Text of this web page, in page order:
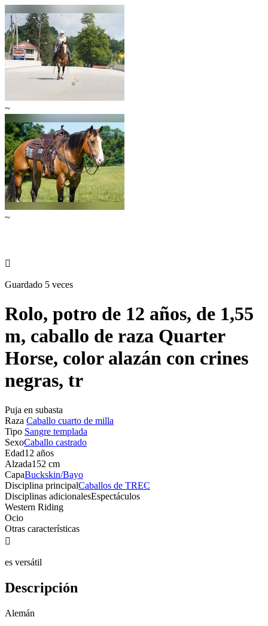
~
~

Guardado 5 veces
Rolo, potro de 12 años, de 1,55
m, caballo de raza Quarter
Horse, color alazán con crines
negras, tr
Puja en subasta
Raza Caballo cuarto de milla
Tipo Sangre templada
SexoCaballo castrado
Edad12 años
Alzada152 cm
CapaBuckskin/Bayo
Disciplina principalCaballos de TREC
Disciplinas adicionalesEspectáculos
Western Riding
Ocio
Otras características

es versátil
Descripción
Alemán